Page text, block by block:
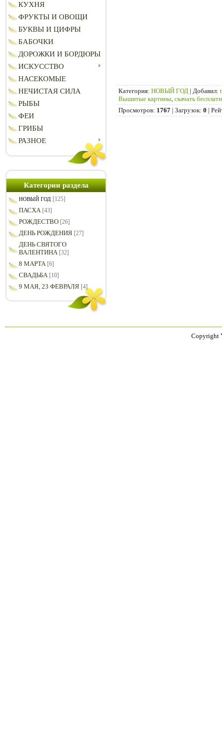
КУХНЯ
ФРУКТЫ И ОВОЩИ
БУКВЫ И ЦИФРЫ
БАБОЧКИ
ДОРОЖКИ И БОРДЮРЫ
ИСКУССТВО
НАСЕКОМЫЕ
НЕЧИСТАЯ СИЛА
РЫБЫ
ФЕИ
ГРИБЫ
РАЗНОЕ
Категории раздела
НОВЫЙ ГОД [125]
ПАСХА [43]
РОЖДЕСТВО [26]
ДЕНЬ РОЖДЕНИЯ [27]
ДЕНЬ СВЯТОГО
ВАЛЕНТИНА [32]
8 МАРТА [6]
СВАДЬБА [10]
9 МАЯ, 23 ФЕВРАЛЯ [4]
Категория: НОВЫЙ ГОД | Добавил:
Вышитые картины скачать
Просмотров: 1767 | Загрузок: 0 |
Copyright